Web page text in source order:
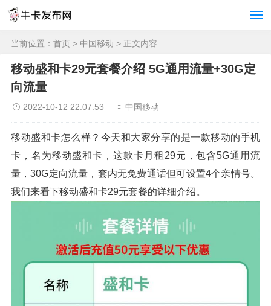
当前位置： 首页 > 中国移动 > 正文内容
移动盛和卡29元套餐介绍 5G通用流量+30G定
向流量
2022-10-12 22:07:53 中国移动
移动盛和卡怎么样？今天和大家分享的是一款移动的手机
卡，名为移动盛和卡，这款卡月租29元，包含5G通用流
量，30G定向流量，套内无免费通话但可设置4个亲情号。
我们来看下移动盛和卡29元套餐的详细介绍。